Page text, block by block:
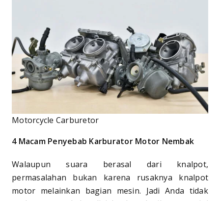
Motorcycle Carburetor
4 Macam Penyebab Karburator Motor Nembak
Walaupun suara berasal dari knalpot,
permasalahan bukan karena rusaknya knalpot
motor melainkan bagian mesin. Jadi Anda tidak